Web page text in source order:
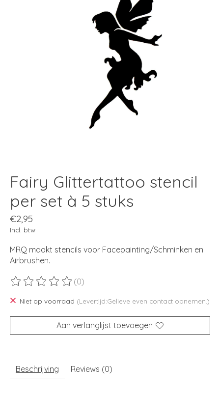
Fairy Glittertattoo stencil
per set à 5 stuks
€2,95
Incl. btw
MRQ maakt stencils voor Facepainting/Schminken en
Airbrushen.
De beoordeling van dit product is
(0)
Niet op voorraad (Levertijd:Gelieve even contact opnemen.)
Aan verlanglijst toevoegen
Beschrijving Reviews (0)